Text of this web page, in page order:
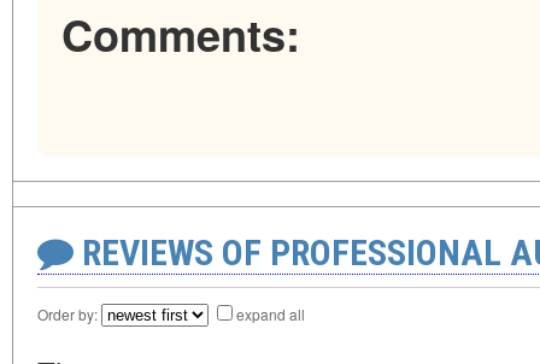
Comments:
REVIEWS OF PROFESSIONAL
Order by: expand all